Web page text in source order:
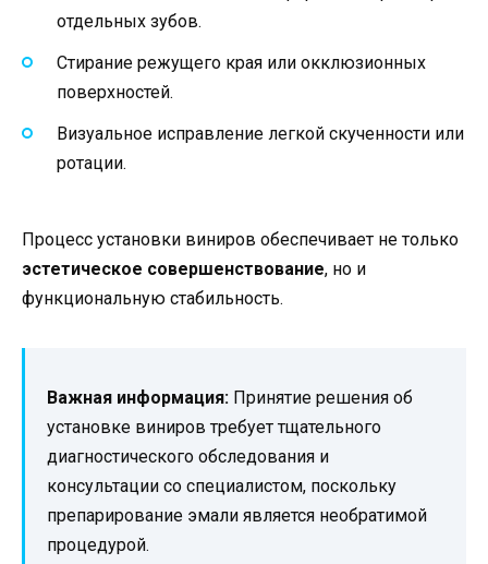
отдельных зубов.
Стирание режущего края или окклюзионных
поверхностей.
Визуальное исправление легкой скученности или
ротации.
Процесс установки виниров обеспечивает не только
эстетическое совершенствование, но и
функциональную стабильность.
Важная информация: Принятие решения об
установке виниров требует тщательного
диагностического обследования и
консультации со специалистом, поскольку
препарирование эмали является необратимой
процедурой.